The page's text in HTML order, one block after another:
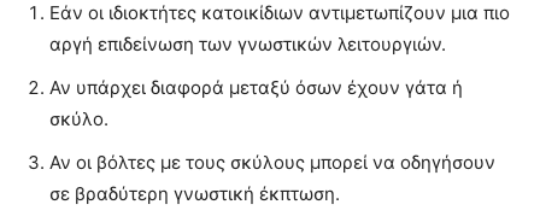
Εάν οι ιδιοκτήτες κατοικίδιων αντιμετωπίζουν μια πιο
αργή επιδείνωση των γνωστικών λειτουργιών.
Αν υπάρχει διαφορά μεταξύ όσων έχουν γάτα ή
σκύλο.
Αν οι βόλτες με τους σκύλους μπορεί να οδηγήσουν
σε βραδύτερη γνωστική έκπτωση.